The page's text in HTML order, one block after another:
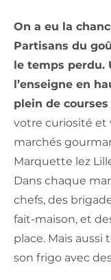
On a eu la
Partisans du
le temps perdu.
l’enseigne en
plein de
votre curiosité et
marchés
Marquette lez
Dans chaque
chefs, des
fait-maison, et
place. Mais
son frigo avec